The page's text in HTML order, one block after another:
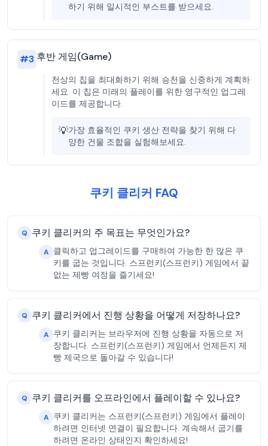
하기 위해 일시적인 부스트를 받으세요.
#3 후반 게임(Game)
천상의 칩을 최대화하기 위해 승천을 신중하게 계획하
세요. 이 칩은 미래의 플레이를 위한 영구적인 업그레
이드를 제공합니다.
💡가장 효율적인 쿠키 생산 전략을 찾기 위해 다
양한 건물 조합을 실험해보세요.
쿠키 클리커 FAQ
Q 쿠키 클리커의 주 목표는 무엇인가요?
A 클릭하고 업그레이드를 구매하여 가능한 한 많은 쿠
키를 굽는 것입니다. 스프런키(스프런키) 게임에서 끝
없는 제빵 여정을 즐기세요!
Q 쿠키 클리커에서 진행 상황을 어떻게 저장하나요?
A 쿠키 클리커는 브라우저에 진행 상황을 자동으로 저
장합니다. 스프런키(스프런키) 게임에서 언제든지 제
빵 제국으로 돌아갈 수 있습니다!
Q 쿠키 클리커를 오프라인에서 플레이할 수 있나요?
A 쿠키 클리커는 스프런키(스프런키) 게임에서 플레이
하려면 인터넷 연결이 필요합니다. 계속해서 굽기를
하려면 온라인 상태인지 확인하세요!